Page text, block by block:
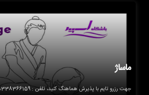
ماساژ
جهت رزرو تایم با پذیرش هماهنگ کنید، تلفن : 08338366159 --- 08338393712